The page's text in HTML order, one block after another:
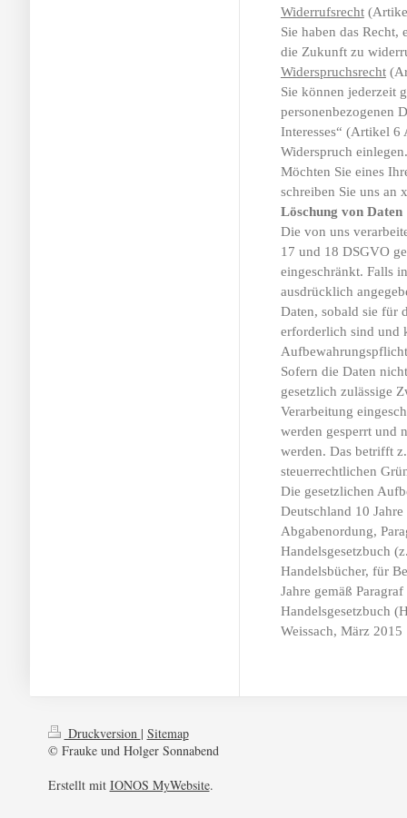
Widerrufsrecht
Sie haben das
die Zukunft zu
Widerspruchsrecht
Sie können jederzeit
personenbezogenen
Interesses“ (Artikel 6
Widerspruch einlegen.
Möchten Sie eines
schreiben Sie uns an
Löschung von Daten
Die von uns
17 und 18 DSGVO
eingeschränkt. Falls
ausdrücklich
Daten, sobald sie für
erforderlich sind und
Sofern die Daten
gesetzlich zulässige
Verarbeitung
werden gesperrt und
werden. Das betrifft
steuerrechtlichen
Die gesetzlichen
Deutschland 10
Abgabenordung,
Handelsgesetzbuch
Handelsbücher, für
Jahre gemäß
Handelsgesetzbuch
Weissach, März 2015
Druckversion | Sitemap
© Frauke und Holger Sonnabend
Erstellt mit IONOS MyWebsite.